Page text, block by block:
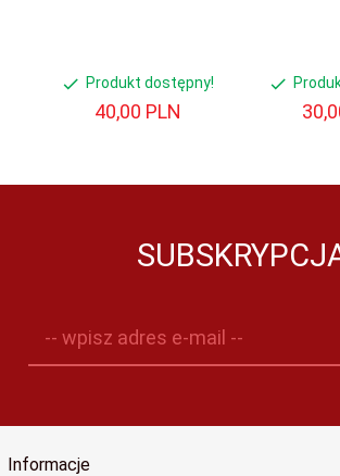
Produkt dostępny!
40,00 PLN 30,
-- wpisz adres e-mail --
Informacje